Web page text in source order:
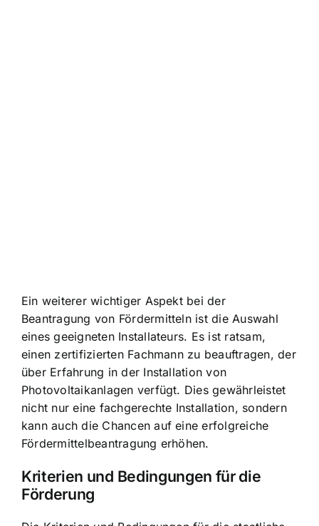
Ein weiterer wichtiger Aspekt bei der
Beantragung von Fördermitteln ist die Auswahl
eines geeigneten Installateurs. Es ist ratsam,
einen zertifizierten Fachmann zu beauftragen, der
über Erfahrung in der Installation von
Photovoltaikanlagen verfügt. Dies gewährleistet
nicht nur eine fachgerechte Installation, sondern
kann auch die Chancen auf eine erfolgreiche
Fördermittelbeantragung erhöhen.
Kriterien und Bedingungen für die
Förderung